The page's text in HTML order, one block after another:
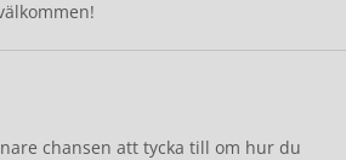
chansen att tycka till om hur du